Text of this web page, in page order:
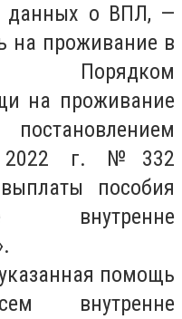
данных о ВПЛ, —
на проживание в
Порядком
на проживание
г. №332
пособия
внутренне
помощь
внутренне